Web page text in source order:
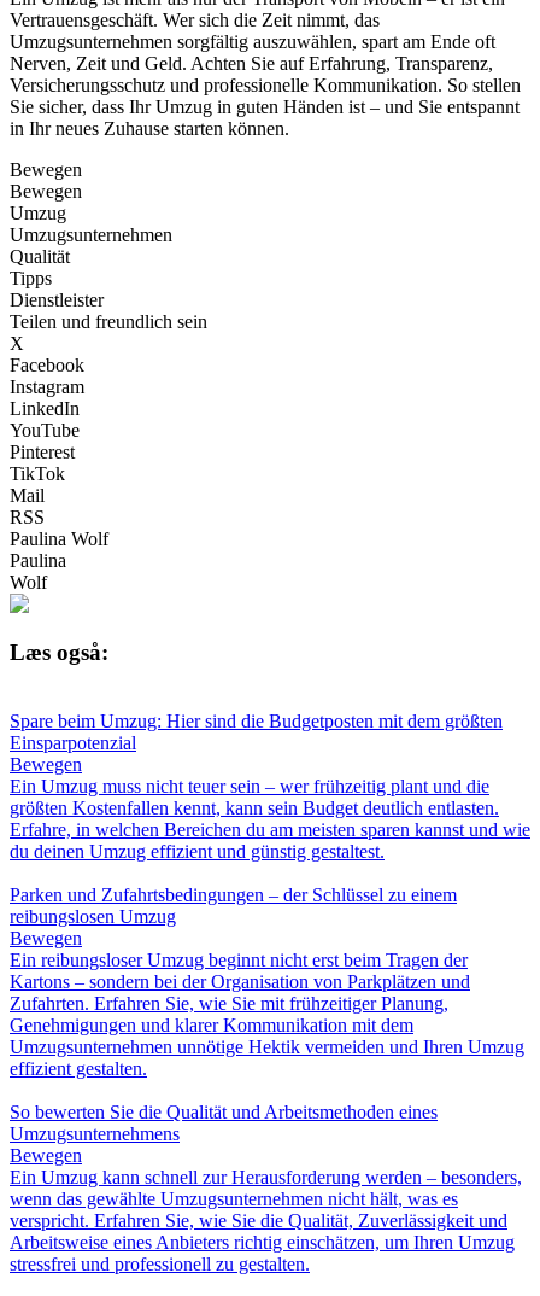
Vertrauensgeschäft. Wer sich die Zeit nimmt, das
Umzugsunternehmen sorgfältig auszuwählen, spart am Ende oft
Nerven, Zeit und Geld. Achten Sie auf Erfahrung, Transparenz,
Versicherungsschutz und professionelle Kommunikation. So stellen
Sie sicher, dass Ihr Umzug in guten Händen ist – und Sie entspannt
in Ihr neues Zuhause starten können.
Bewegen
Bewegen
Umzug
Umzugsunternehmen
Qualität
Tipps
Dienstleister
Teilen und freundlich sein
X
Facebook
Instagram
LinkedIn
YouTube
Pinterest
TikTok
Mail
RSS
Paulina Wolf
Paulina
Wolf
Læs også:
Spare beim Umzug: Hier sind die Budgetposten mit dem größten
Einsparpotenzial
Bewegen
Ein Umzug muss nicht teuer sein – wer frühzeitig plant und die
größten Kostenfallen kennt, kann sein Budget deutlich entlasten.
Erfahre, in welchen Bereichen du am meisten sparen kannst und wie
du deinen Umzug effizient und günstig gestaltest.
Parken und Zufahrtsbedingungen – der Schlüssel zu einem
reibungslosen Umzug
Bewegen
Ein reibungsloser Umzug beginnt nicht erst beim Tragen der
Kartons – sondern bei der Organisation von Parkplätzen und
Zufahrten. Erfahren Sie, wie Sie mit frühzeitiger Planung,
Genehmigungen und klarer Kommunikation mit dem
Umzugsunternehmen unnötige Hektik vermeiden und Ihren Umzug
effizient gestalten.
So bewerten Sie die Qualität und Arbeitsmethoden eines
Umzugsunternehmens
Bewegen
Ein Umzug kann schnell zur Herausforderung werden – besonders,
wenn das gewählte Umzugsunternehmen nicht hält, was es
verspricht. Erfahren Sie, wie Sie die Qualität, Zuverlässigkeit und
Arbeitsweise eines Anbieters richtig einschätzen, um Ihren Umzug
stressfrei und professionell zu gestalten.